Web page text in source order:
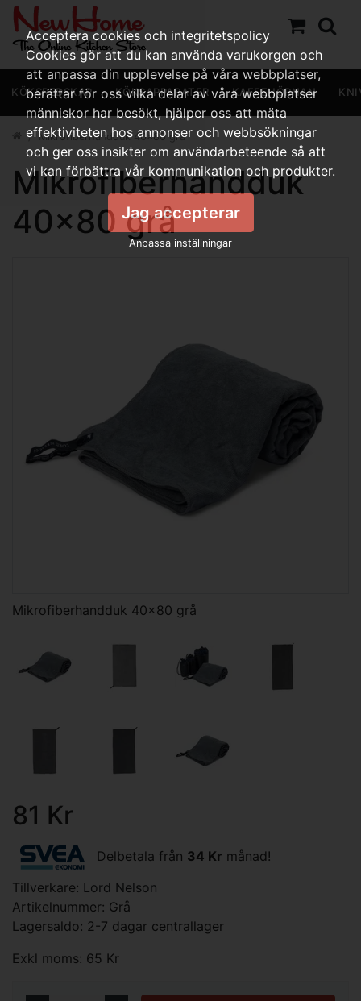
KÖKSREDSKAP KÖKSAPPARATER KAFFEHÖRNAN
Mikrofiberhandduk 40x80 grå
Mikrofiberhandduk
40x80 grå
Mikrofiberhandduk 40x80 grå
81 Kr
Delbetala från 34 Kr månad!
Tillverkare: Lord Nelson
Artikelnummer: Grå
Lagersaldo: 2-7 dagar centrallager
Exkl moms: 65 Kr
Acceptera cookies och integritetspolicy
Cookies gör att du kan använda varukorgen och
att anpassa din upplevelse på våra webbplatser,
berättar för oss vilka delar av våra webbplatser
människor har besökt, hjälper oss att mäta
effektiviteten hos annonser och webbsökningar
och ger oss insikter om användarbeteende så att
vi kan förbättra vår kommunikation och produkter.
Jag accepterar
Anpassa inställningar